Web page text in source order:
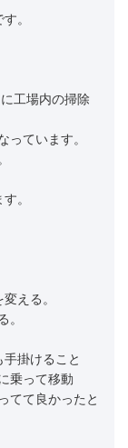
。
工場内の掃除
っています。
。
える。
。
掛けること
乗って移動
てて良かったと